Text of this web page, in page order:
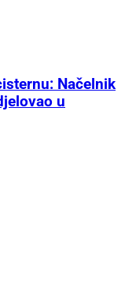
Načelnik
u